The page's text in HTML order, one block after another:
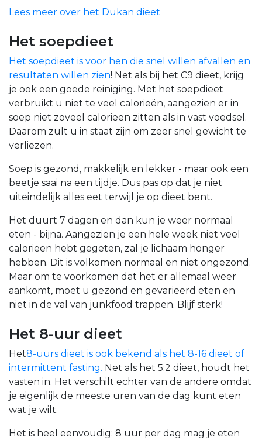
Lees meer over het Dukan dieet
Het soepdieet
Het soepdieet is voor hen die snel willen afvallen en
resultaten willen zien! Net als bij het C9 dieet, krijg
je ook een goede reiniging. Met het soepdieet
verbruikt u niet te veel calorieën, aangezien er in
soep niet zoveel calorieën zitten als in vast voedsel.
Daarom zult u in staat zijn om zeer snel gewicht te
verliezen.
Soep is gezond, makkelijk en lekker - maar ook een
beetje saai na een tijdje. Dus pas op dat je niet
uiteindelijk alles eet terwijl je op dieet bent.
Het duurt 7 dagen en dan kun je weer normaal
eten - bijna. Aangezien je een hele week niet veel
calorieën hebt gegeten, zal je lichaam honger
hebben. Dit is volkomen normaal en niet ongezond.
Maar om te voorkomen dat het er allemaal weer
aankomt, moet u gezond en gevarieerd eten en
niet in de val van junkfood trappen. Blijf sterk!
Het 8-uur dieet
Het8-uurs dieet is ook bekend als het 8-16 dieet of
intermittent fasting. Net als het 5:2 dieet, houdt het
vasten in. Het verschilt echter van de andere omdat
je eigenlijk de meeste uren van de dag kunt eten
wat je wilt.
Het is heel eenvoudig: 8 uur per dag mag je eten